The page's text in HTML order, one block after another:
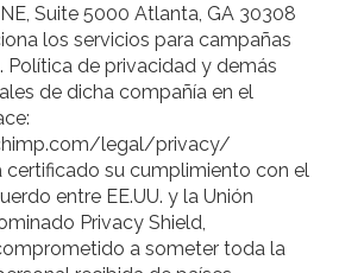
Suite 5000 Atlanta, GA 30308
los servicios para campañas
Política de privacidad y demás
de dicha compañía en el
legal/privacy/
certificado su cumplimiento con el
entre EE.UU. y la Unión
Privacy Shield,
a someter toda la